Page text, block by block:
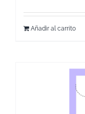
Añadir al carrito